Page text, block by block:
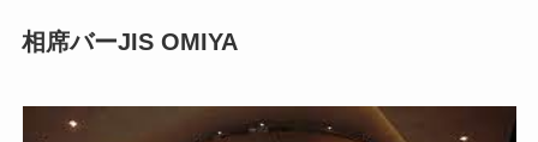
相席バーJIS OMIYA